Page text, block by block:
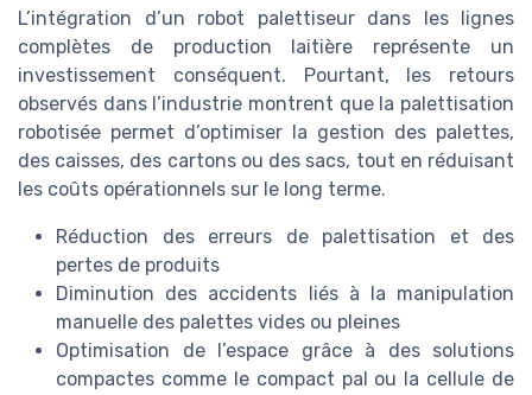
L’intégration d’un robot palettiseur dans les lignes
complètes de production laitière représente un
investissement conséquent. Pourtant, les retours
observés dans l’industrie montrent que la palettisation
robotisée permet d’optimiser la gestion des palettes,
des caisses, des cartons ou des sacs, tout en réduisant
les coûts opérationnels sur le long terme.
Réduction des erreurs de palettisation et des
pertes de produits
Diminution des accidents liés à la manipulation
manuelle des palettes vides ou pleines
Optimisation de l’espace grâce à des solutions
compactes comme le compact pal ou la cellule de